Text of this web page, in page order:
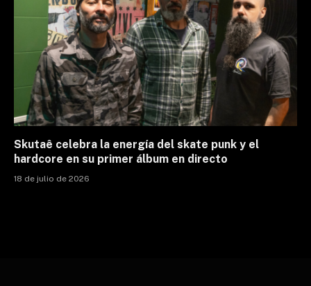
Skutaê celebra la energía del skate punk y el
hardcore en su primer álbum en directo
18 de julio de 2026